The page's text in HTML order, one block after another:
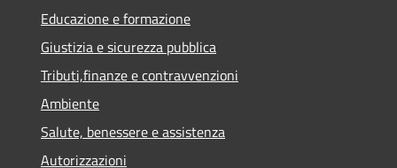
Educazione e formazione
Giustizia e sicurezza pubblica
Tributi,finanze e contravvenzioni
Ambiente
Salute, benessere e assistenza
Autorizzazioni